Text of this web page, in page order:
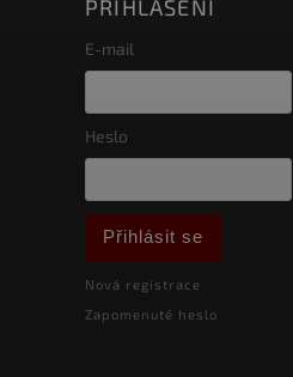
PŘIHLÁŠENÍ
E-mail
Heslo
Přihlásit se
Nová registrace
Zapomenuté heslo